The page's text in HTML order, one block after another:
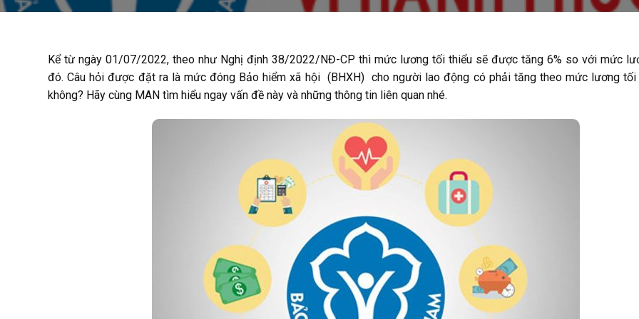
Kể từ ngày 01/07/2022, theo như Nghị định 38/2022/NĐ-CP thì mức lương tối thiểu sẽ được tăng 6% so với mức
đó. Câu hỏi được đặt ra là mức đóng Bảo hiểm xã hội (BHXH) cho người lao động có phải tăng theo mức lương tối
không? Hãy cùng MAN tìm hiểu ngay vấn đề này và những thông tin liên quan nhé.